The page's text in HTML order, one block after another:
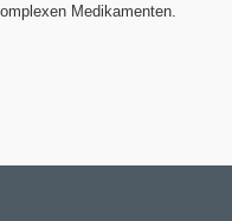
Medikamenten.